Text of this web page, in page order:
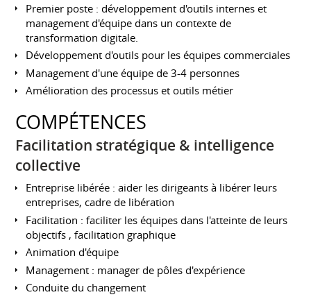
Premier poste : développement d'outils internes et
management d'équipe dans un contexte de
transformation digitale.
Développement d'outils pour les équipes commerciales
Management d'une équipe de 3-4 personnes
Amélioration des processus et outils métier
COMPÉTENCES
Facilitation stratégique & intelligence
collective
Entreprise libérée : aider les dirigeants à libérer leurs
entreprises, cadre de libération
Facilitation : faciliter les équipes dans l'atteinte de leurs
objectifs , facilitation graphique
Animation d'équipe
Management : manager de pôles d'expérience
Conduite du changement